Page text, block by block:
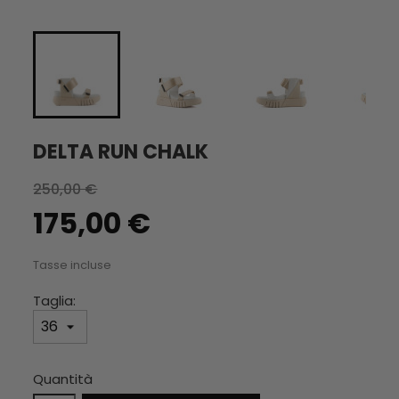
DELTA RUN CHALK
250,00 €
175,00 €
Tasse incluse
Taglia:
Quantità